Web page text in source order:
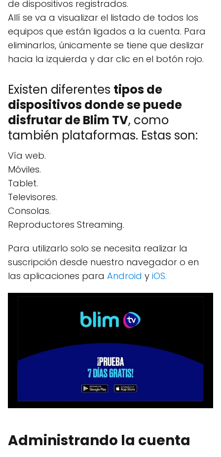
de dispositivos registrados.
Allí se va a visualizar el listado de todos los
equipos que están ligados a la cuenta. Para
eliminarlos, únicamente se tiene que deslizar
hacia la izquierda y dar clic en el botón rojo.
Existen diferentes tipos de
dispositivos donde se puede
disfrutar de Blim TV, como
también plataformas. Estas son:
Vía web.
Móviles.
Tablet.
Televisores.
Consolas.
Reproductores Streaming.
Para utilizarlo solo se necesita realizar la
suscripción desde nuestro navegador o en
las aplicaciones para Android y iOS.
Administrando la cuenta